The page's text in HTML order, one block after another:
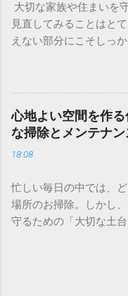
焦りを感じることはあ
ませる「お金」の問題
ントに備えるための資
しく考えがちな資産形
取り組める基本的な考
り、育てるためのコツ
識がなくても、今日か
もしれません。しかし
を管理し、育てる意識
いライフスキルとなっ
私たちが暮らす社会で
では「お金を銀行に預
大切な家族や住まいを
見直してみることはと
えない部分にこそしっ
キュリティについて「
力」を組み合わせるこ
方法をご紹介します。
防犯対策を検討してみ
心をサポートする詳細
近所で物騒な噂を聞い
て、このように考えた
らリラックスできる場
しの油断や防犯意識の
ない」と思っていると
心地よい空間を作
な掃除とメンテナ
18:08
忙しい毎日の中では、
場所のお掃除。しかし
守るための「大切な土
ない汚れをすっきりと